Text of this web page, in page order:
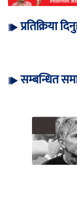
प्रतिक्रिया
सम्बन्धित